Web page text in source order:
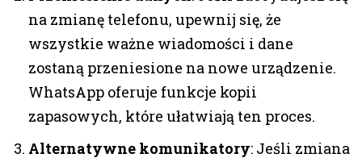
na zmianę telefonu, upewnij się, że
wszystkie ważne wiadomości i dane
zostaną przeniesione na nowe urządzenie.
WhatsApp oferuje funkcje kopii
zapasowych, które ułatwiają ten proces.
Alternatywne komunikatory: Jeśli zmiana